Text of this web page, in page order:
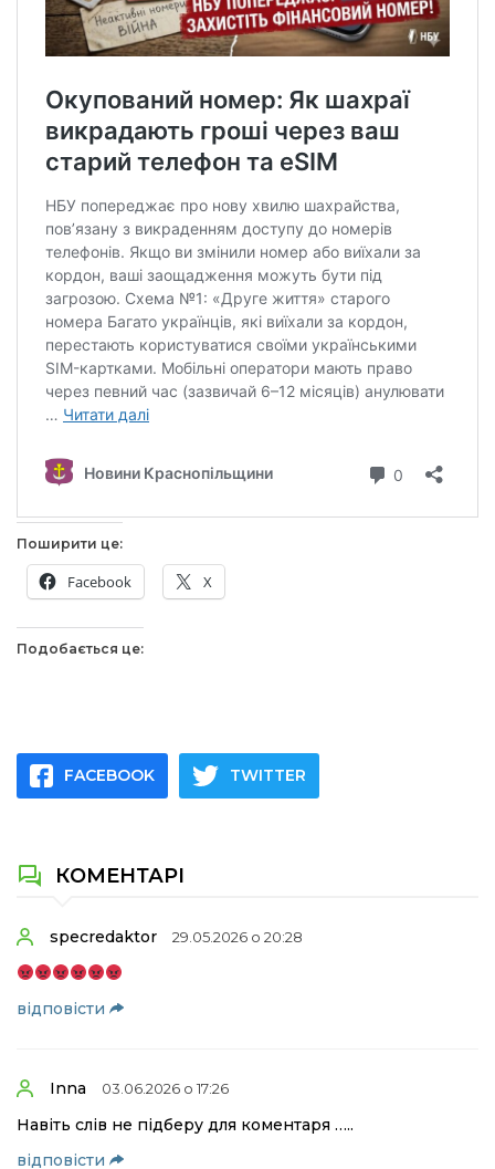
Поширити це:
Facebook X
Подобається це:
FACEBOOK TWITTER
КОМЕНТАРІ
specredaktor 29.05.2026 о 20:28
відповіcти
Inna 03.06.2026 о 17:26
Навіть слів не підберу для коментаря …..
відповіcти